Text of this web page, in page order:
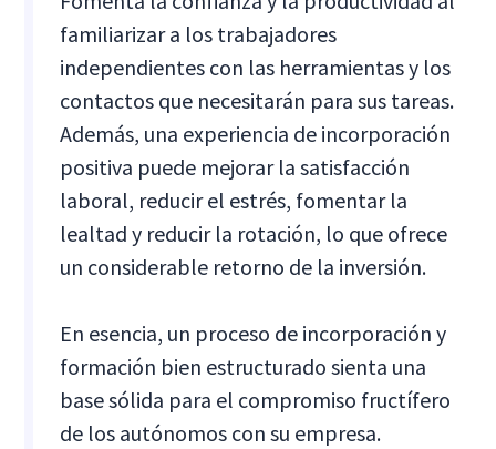
familiarizar a los trabajadores
independientes con las herramientas y los
contactos que necesitarán para sus tareas.
Además, una experiencia de incorporación
positiva puede mejorar la satisfacción
laboral, reducir el estrés, fomentar la
lealtad y reducir la rotación, lo que ofrece
un considerable retorno de la inversión.
En esencia, un proceso de incorporación y
formación bien estructurado sienta una
base sólida para el compromiso fructífero
de los autónomos con su empresa.